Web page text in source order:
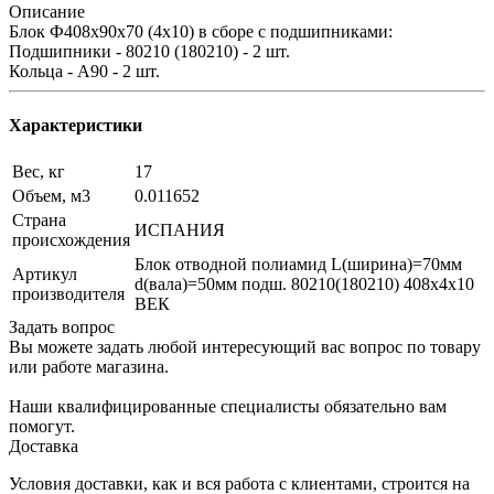
Описание
Блок Ф408х90х70 (4х10) в сборе с подшипниками:
Подшипники - 80210 (180210) - 2 шт.
Кольца - А90 - 2 шт.
Характеристики
Вес, кг
17
Объем, м3
0.011652
Страна
происхождения
ИСПАНИЯ
Артикул
производителя
Блок отводной полиамид L(ширина)=70мм
d(вала)=50мм подш. 80210(180210) 408х4х10
ВЕК
Задать вопрос
Вы можете задать любой интересующий вас вопрос по товару
или работе магазина.
Наши квалифицированные специалисты обязательно вам
помогут.
Доставка
Условия доставки, как и вся работа с клиентами, строится на